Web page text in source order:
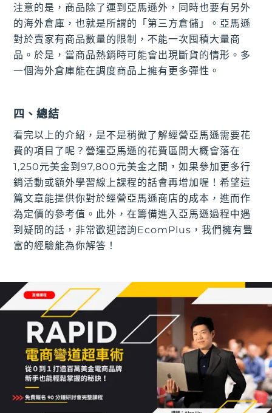
注意的是，商品除了運到亞馬遜外，同時也要有另外
的海外倉庫，也就是所謂的「第三方倉儲」。亞馬遜
對於賣家有商品數量的限制，不能一次囤積大量商
品。於是，當商品熱銷時可能會出現斷貨的情形。多
一個海外倉庫能在調度商品上擁有更多彈性。
四、總結
看完以上的介紹，是不是稍微了解經營亞馬遜需要花
費的項目了呢？營運亞馬遜的花費區間大概會落在
1,250元美金到97,800元美金之間，如果參加更多行
銷活動或額外學習線上課程的話會再增加喔！希望這
篇文章能提供你對於經營亞馬遜商店的成本，進而作
為定價的參考值。此外，在籌備進入亞馬遜過程中遇
到疑問的話，非常歡迎諮詢EcomPlus，我們擁有豐
富的經驗能為你解答！